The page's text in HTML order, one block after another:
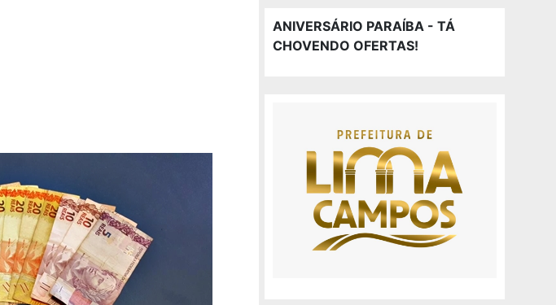
ANIVERSÁRIO PARAÍBA - TÁ
CHOVENDO OFERTAS!